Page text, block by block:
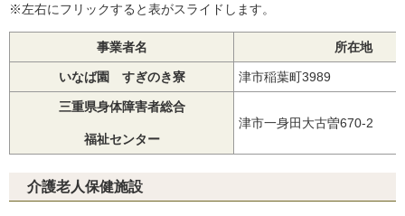
※左右にフリックすると表がスライドします。
事業者名 所在地
いなば園 すぎのき寮 津市稲葉町3989
三重県身体障害者総合
福祉センター
津市一身田大古曽670-2
介護老人保健施設